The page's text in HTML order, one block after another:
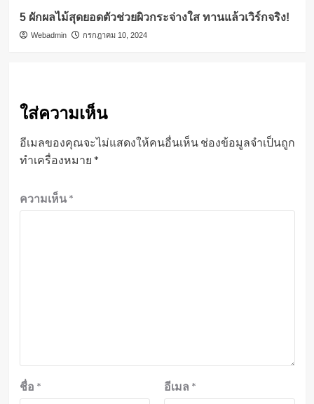
5 ผักผลไม้สุดยอดตัวช่วยผิวกระจ่างใส ทานแล้วเวิร์กจริง!
Webadmin กรกฎาคม 10, 2024
ใส่ความเห็น
อีเมลของคุณจะไม่แสดงให้คนอื่นเห็น ช่องข้อมูลจำเป็นถูก
ทำเครื่องหมาย *
ความเห็น *
ชื่อ * อีเมล *